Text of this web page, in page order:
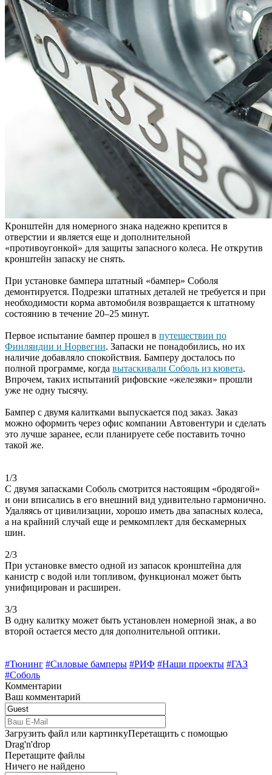
Кронштейн для номерного знака надежно крепится в
отверстии и является еще и дополнительной
«противоугонкой» для защиты запасного колеса. Не открутив
кронштейн запаску не снять.
При установке бампера штатный «бампер» Соболя
демонтируется. Подрезки штатных деталей не требуется и при
необходимости корма автомобиля возвращается к штатному
состоянию в течение 20–25 минут.
Первое испытание бампер прошел в путешествии по
Финляндии и Норвегии. Запаски не понадобились, но их
наличие добавляло спокойствия. Бамперу досталось по
полной программе, когда вытаскивали Соболь из кювета.
Впрочем, таких испытаний рифовские «железяки» прошли
уже не одну тысячу.
Бампер с двумя калитками выпускается под заказ. Заказ
можно оформить через офис компании Автовентури и сделать
это лучше заранее, если планируете себе поставить точно
такой же.
1/3
С двумя запасками Соболь смотрится настоящим «бродягой»
и они вписались в его внешний вид удивительно гармонично.
Удаляясь от цивилизации, хорошо иметь два запасных колеса,
а на крайний случай еще и ремкомплект для бескамерных
шин.
2/3
При установке вместо одной из запасок кронштейна для
канистр с водой или топливом, функционал может быть
унифицирован и расширен.
3/3
В одну калитку может быть установлен номерной знак, а во
второй остается место для дополнительной оптики.
#Тюнинг #Силовые бамперы #РИФ #Наши проекты #ГАЗ
#Соболь
Комментарии
Ваш комментарий
Загрузить файл или картинкуПеретащить с помощью
Drag'n'drop
Перетащите файлы
Ничего не найдено